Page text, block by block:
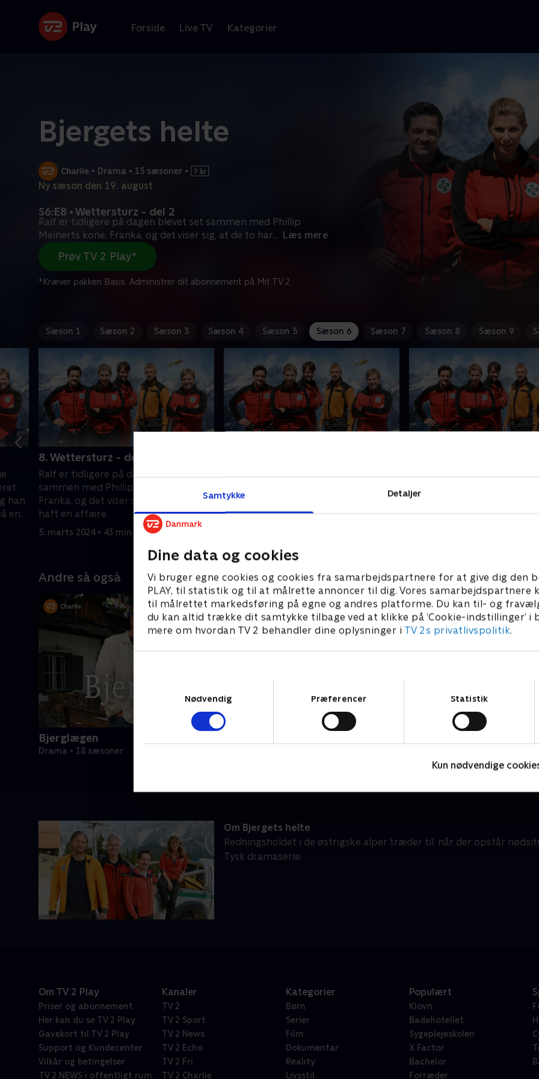
Samtykke Detaljer
Dine data og cookies
Vi bruger egne cookies og cookies fra samarbejdspartnere for at give dig den
PLAY, til statistik og til at målrette annoncer til dig. Vores samarbejdspartnere
til målrettet markedsføring på egne og andres platforme. Du kan til- og
du kan altid trække dit samtykke tilbage ved at klikke på ’Cookie-indstillinger’ i
mere om hvordan TV 2 behandler dine oplysninger i TV 2s privatlivspolitik.
Nødvendig
Præferencer Statistik
Kun nødvendige
Forside Live TV Kategorier
Bjergets helte
• Drama • 15 sæsoner •
Ny sæson den 19. august
S6:E8 • Wettersturz - del 2
Ralf er tidligere på dagen blevet set sammen med Phillip
Meinerts kone, Franka, og det viser sig, at de to har... Læs mere
Prøv TV 2 Play*
*Kræver pakken Basis. Administrer dit abonnement på Mit TV 2.
Sæson 1 Sæson 2 Sæson 3 Sæson 4 Sæson 5 Sæson 6 Sæson 7 Sæson 8 Sæson 9
han
en
8. Wettersturz - del 2
Ralf er tidligere på dagen blevet set
sammen med Phillip Meinerts kone,
Franka, og det viser sig, at de to har
haft en affære.
5. marts 2024 • 43 min
Andreas må afbryde sin debut som
fotomodel, da hans team bliver kaldt
ud til en kvinde, der er faldet ned i en
kløft.
op for at bestige Dachstein,
er han forsvundet. Sophie
Andre så også
Bjerglægen
Drama • 18 sæsoner
Om Bjergets helte
Redningsholdet i de østrigske alper træder til, når der opstår
Tysk dramaserie.
Om TV 2 Play
Priser og abonnement
Her kan du se TV 2 Play
Gavekort til TV 2 Play
Support og Kundecenter
Vilkår og betingelser
TV 2 NEWS i offentligt rum
Kanaler
TV 2
TV 2 Sport
TV 2 News
TV 2 Echo
TV 2 Fri
TV 2 Charlie
Kategorier
Børn
Serier
Film
Dokumentar
Reality
Livsstil
Populært
Klovn
Badehotellet
Sygeplejeskolen
X Factor
Bachelor
Forræder